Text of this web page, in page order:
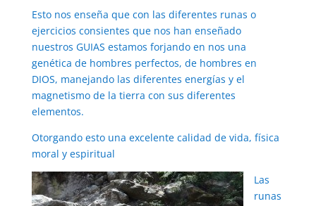
Esto nos enseña que con las diferentes runas o
ejercicios consientes que nos han enseñado
nuestros GUIAS estamos forjando en nos una
genética de hombres perfectos, de hombres en
DIOS, manejando las diferentes energías y el
magnetismo de la tierra con sus diferentes
elementos.
Otorgando esto una excelente calidad de vida, física
moral y espiritual
Las
runas